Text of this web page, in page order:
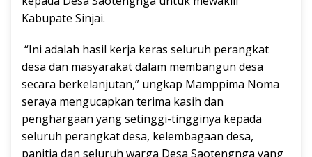
Kabupate Sinjai.
“Ini adalah hasil kerja keras seluruh perangkat
desa dan masyarakat dalam membangun desa
secara berkelanjutan,” ungkap Mamppima Noma
seraya mengucapkan terima kasih dan
penghargaan yang setinggi-tingginya kepada
seluruh perangkat desa, kelembagaan desa,
panitia dan seluruh warga Desa Saotengnga yang